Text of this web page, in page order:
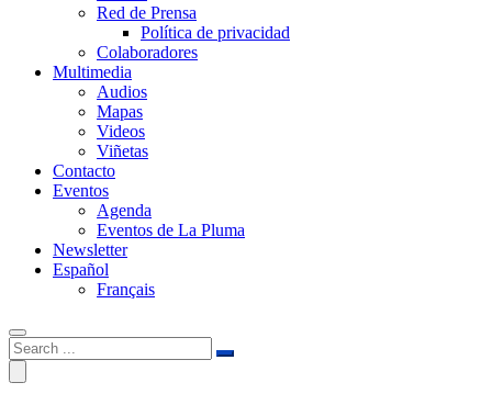
Red de Prensa
Política de privacidad
Colaboradores
Multimedia
Audios
Mapas
Videos
Viñetas
Contacto
Eventos
Agenda
Eventos de La Pluma
Newsletter
Español
Français